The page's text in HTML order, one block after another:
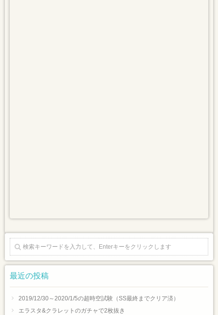
最近の投稿
2019/12/30～2020/1/5の超時空試験（SS最終までクリア済）
エラスタ&クラレットのガチャで2枚抜き